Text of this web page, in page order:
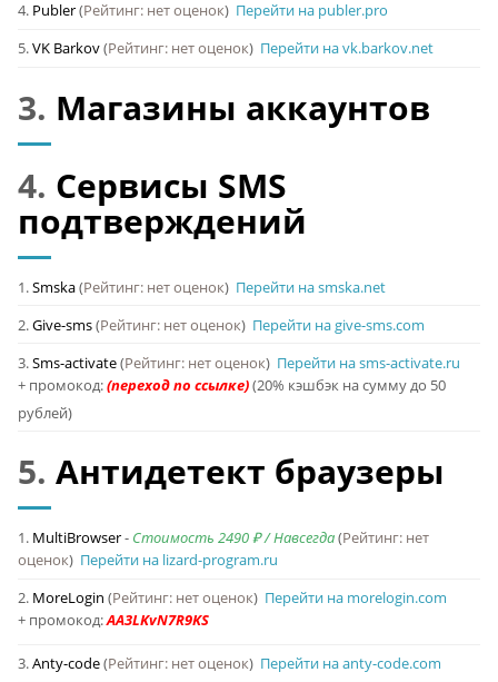
4. Publer(Рейтинг: нет оценок) Перейти на publer.pro
5.VK Barkov(Рейтинг: нет оценок) Перейти на vk.barkov.net
3. Магазины аккаунтов
4. Сервисы SMS
подтверждений
1.Smska(Рейтинг: нет оценок) Перейти на smska.net
2.Give-sms(Рейтинг: нет оценок) Перейти на give-sms.com
3.Sms-activate(Рейтинг: нет оценок) Перейти на sms-activate.ru
+ промокод:
(20% кэшбэк на сумму до 50
рублей)
5. Антидетект браузеры
1. MultiBrowser- Стоимость 2490 ₽ / Навсегда(Рейтинг: нет
оценок) Перейти на lizard-program.ru
2. MoreLogin (Рейтинг: нет оценок) Перейти на morelogin.com
+ промокод:
3.Anty-code(Рейтинг: нет оценок) Перейти на anty-code.com